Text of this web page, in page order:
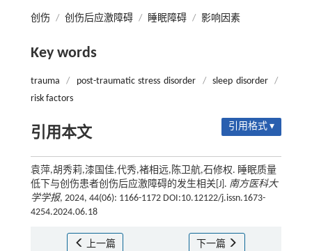
创伤 / 创伤后应激障碍 / 睡眠障碍 / 影响因素
Key words
trauma / post-traumatic stress disorder / sleep disorder
/
risk factors
引用本文 引用格式 ▾
袁萍,胡秀莉,漆国佳,代秀,褚相远,陈卫航,石修权. 睡眠质量
低下与创伤患者创伤后应激障碍的发生相关[J]. 南方医科大
学学报, 2024, 44(06): 1166-1172 DOI:10.12122/j.issn.1673-
4254.2024.06.18
上一篇 下一篇